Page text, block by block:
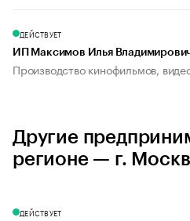
ДЕЙСТВУЕТ
ИП Максимов Илья
Производство кинофильмов,
Другие
регионе — г.
ДЕЙСТВУЕТ